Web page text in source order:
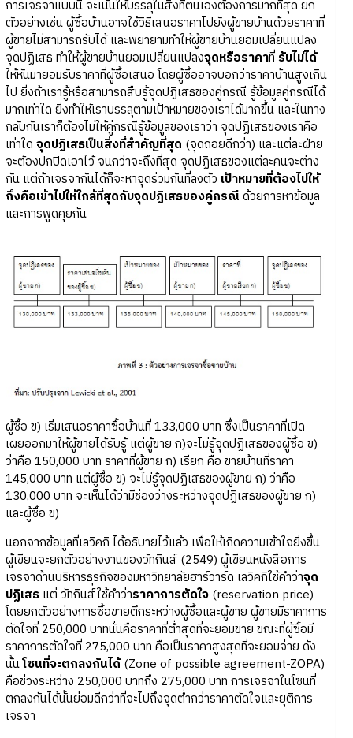
การเจรจาแบบนี้ จะเน้นให้บรรลุในสิ่งที่ตนเองต้องการมากที่สุด ยก
ตัวอย่างเช่น ผู้ซื้อบ้านอาจใช้วิธีเสนอราคาไปยังผู้ขายบ้านด้วยราคาที่
ผู้ขายไม่สามารถรับได้ และพยายามทำให้ผู้ขายบ้านยอมเปลี่ยนแปลง
จุดปฏิเสธ ทำให้ผู้ขายบ้านยอมเปลี่ยนแปลงจุดหรือราคาที่ รับไม่ได้
ให้หันมายอมรับราคาที่ผู้ซื้อเสนอ โดยผู้ซื้ออาจบอกว่าราคาบ้านสูงเกิน
ไป ยิ่งถ้าเรารู้หรือสามารถสืบรู้จุดปฏิเสธของคู่กรณี รู้ข้อมูลคู่กรณีได้
มากเท่าใด ยิ่งทำให้เราบรรลุตามเป้าหมายของเราได้มากขึ้น และในทาง
กลับกันเราก็ต้องไม่ให้คู่กรณีรู้ข้อมูลของเราว่า จุดปฏิเสธของเราคือ
เท่าใด จุดปฏิเสธเป็นสิ่งที่สำคัญที่สุด (จุดถอยดีกว่า) และแต่ละฝ่าย
จะต้องปกปิดเอาไว้ จนกว่าจะถึงที่สุด จุดปฏิเสธของแต่ละคนจะต่าง
กัน แต่ถ้าเจรจากันได้ก็จะหาจุดร่วมกันที่ลงตัว เป้าหมายที่ต้องไปให้
ถึงคือเข้าไปให้ใกล้ที่สุดกับจุดปฏิเสธของคู่กรณี ด้วยการหาข้อมูล
และการพูดคุยกัน
ผู้ซื้อ ข) เริ่มเสนอราคาซื้อบ้านที่ 133,000 บาท ซึ่งเป็นราคาที่เปิด
เผยออกมาให้ผู้ขายได้รับรู้ แต่ผู้ขาย ก)จะไม่รู้จุดปฏิเสธของผู้ซื้อ ข)
ว่าคือ 150,000 บาท ราคาที่ผู้ขาย ก) เรียก คือ ขายบ้านที่ราคา
145,000 บาท แต่ผู้ซื้อ ข) จะไม่รู้จุดปฏิเสธของผู้ขาย ก) ว่าคือ
130,000 บาท จะเห็นได้ว่ามีช่องว่างระหว่างจุดปฏิเสธของผู้ขาย ก)
และผู้ซื้อ ข)
นอกจากข้อมูลที่เลวิคกิ ได้อธิบายไว้แล้ว เพื่อให้เกิดความเข้าใจยิ่งขึ้น
ผู้เขียนจะยกตัวอย่างงานของวัทกินส์ (2549) ผู้เขียนหนังสือการ
เจรจาด้านบริหารธุรกิจของมหาวิทยาลัยฮาร์วาร์ด เลวิคกิใช้คำว่าจุด
ปฏิเสธแต่ วัทกินส์ใช้คำว่าราคาการตัดใจ(reservation price)
โดยยกตัวอย่างการซื้อขายตึกระหว่างผู้ซื้อและผู้ขาย ผู้ขายมีราคาการ
ตัดใจที่ 250,000 บาทนั่นคือราคาที่ต่ำสุดที่จะยอมขาย ขณะที่ผู้ซื้อมี
ราคาการตัดใจที่ 275,000 บาท คือเป็นราคาสูงสุดที่จะยอมจ่าย ดัง
นั้นโซนที่จะตกลงกันได้(Zone of possible agreement-ZOPA)
คือช่วงระหว่าง 250,000 บาทถึง 275,000 บาท การเจรจาในโซนที่
ตกลงกันได้นั้นย่อมดีกว่าที่จะไปถึงจุดต่ำกว่าราคาตัดใจและยุติการ
เจรจา